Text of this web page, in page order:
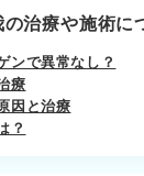
治療や施術に
ンで異常なし？
療
因と治療
？